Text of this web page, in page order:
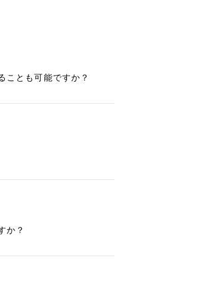
ことも可能ですか？
か？